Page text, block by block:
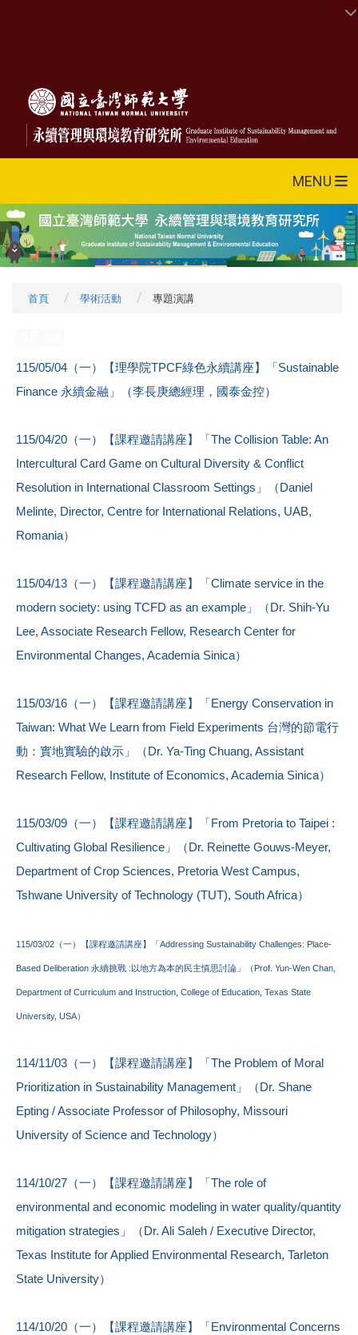
MENU
首頁 學術活動 專題演講
115/05/04（一）【理學院TPCF綠色永續講座】「Sustainable
Finance 永續金融」（李長庚總經理，國泰金控）
115/04/20（一）【課程邀請講座】「The Collision Table: An
Intercultural Card Game on Cultural Diversity & Conflict
Resolution in International Classroom Settings」（Daniel
Melinte, Director, Centre for International Relations, UAB,
Romania）
115/04/13（一）【課程邀請講座】「Climate service in the
modern society: using TCFD as an example」（Dr. Shih-Yu
Lee, Associate Research Fellow, Research Center for
Environmental Changes, Academia Sinica）
115/03/16（一）【課程邀請講座】「Energy Conservation in
Taiwan: What We Learn from Field Experiments 台灣的節電行
動：實地實驗的啟示」（Dr. Ya-Ting Chuang, Assistant
Research Fellow, Institute of Economics, Academia Sinica）
115/03/09（一）【課程邀請講座】「From Pretoria to Taipei :
Cultivating Global Resilience」（Dr. Reinette Gouws-Meyer,
Department of Crop Sciences, Pretoria West Campus,
Tshwane University of Technology (TUT), South Africa）
115/03/02（一）【課程邀請講座】「Addressing Sustainability Challenges: Place-
Based Deliberation 永續挑戰 :以地方為本的民主慎思討論」（Prof. Yun-Wen Chan,
Department of Curriculum and Instruction, College of Education, Texas State
University, USA）
114/11/03（一）【課程邀請講座】「The Problem of Moral
Prioritization in Sustainability Management」（Dr. Shane
Epting / Associate Professor of Philosophy, Missouri
University of Science and Technology）
114/10/27（一）【課程邀請講座】「The role of
environmental and economic modeling in water quality/quantity
mitigation strategies」（Dr. Ali Saleh / Executive Director,
Texas Institute for Applied Environmental Research, Tarleton
State University）
114/10/20（一）【課程邀請講座】「Environmental Concerns